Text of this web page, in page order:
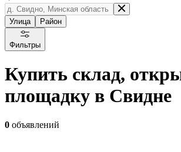
Улица Район
Фильтры
Купить склад,
площадку в Свидне
0 объявлений